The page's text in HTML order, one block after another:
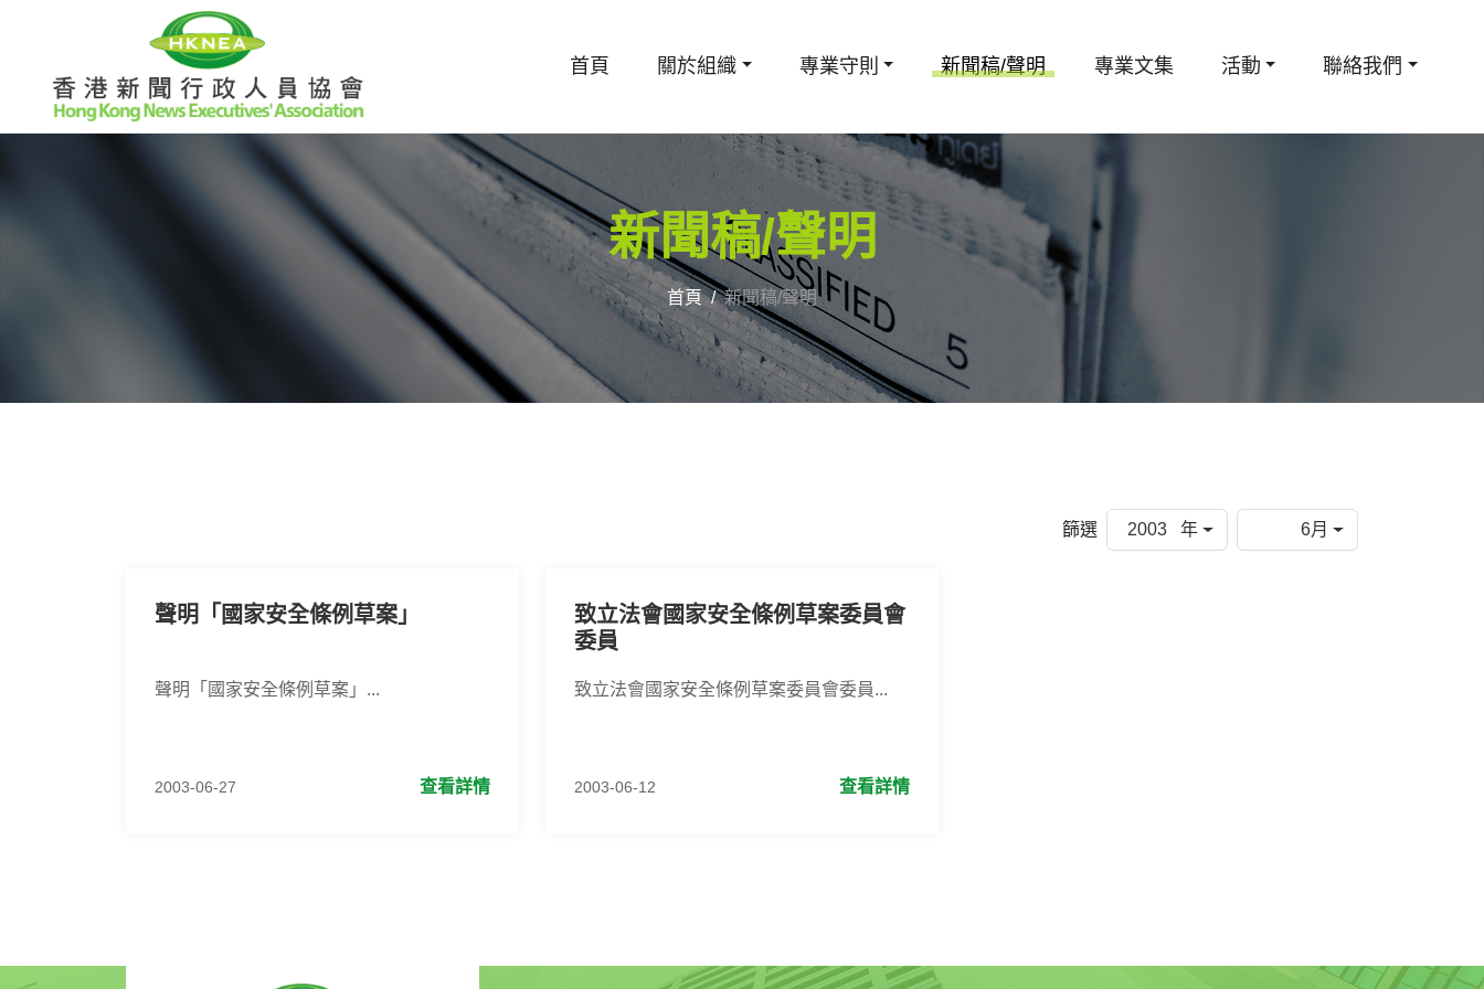
首頁 關於組織 專業守則 新聞稿/聲明 專業文集 活動 聯絡我們
新聞稿/聲明
首頁 新聞稿/聲明
篩選 2003 年 6月
聲明「國家安全條例草案」
聲明「國家安全條例草案」...
2003-06-27 查看詳情
致立法會國家安全條例草案委員會
委員
致立法會國家安全條例草案委員會委員...
2003-06-12 查看詳情